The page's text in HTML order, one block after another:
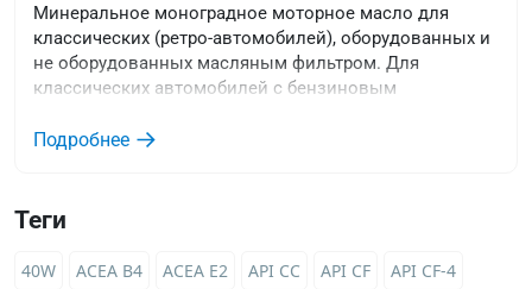
Теги
40W ACEA B4 ACEA E2 API CC API CF
API CF-4
Минеральное моноградное моторное масло для
классических (ретро-автомобилей), оборудованных и
не оборудованных масляным фильтром. Для
классических автомобилей с бензиновым
Подробнее